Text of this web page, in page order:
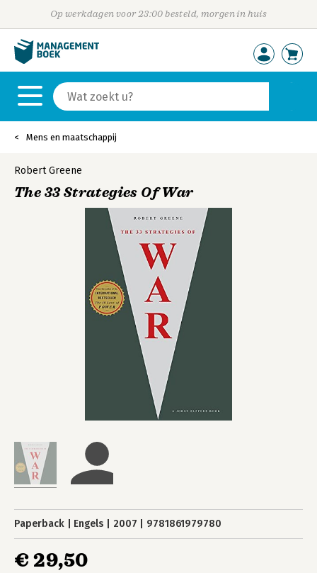
Op werkdagen voor 23:00 besteld, morgen in huis
Mens en maatschappij
Robert Greene
The 33 Strategies Of War
Paperback Engels 2007 9781861979780
€ 29,50